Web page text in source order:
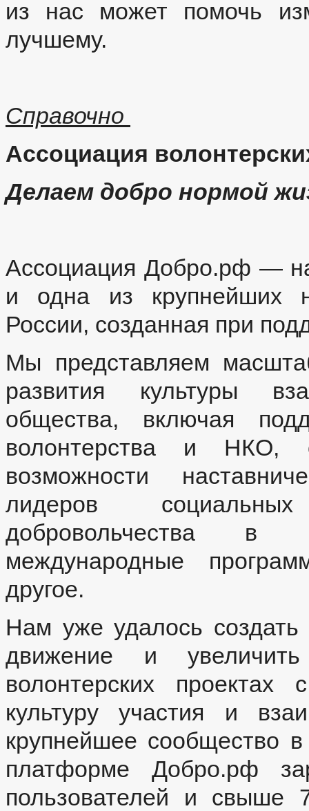
из нас может помочь
лучшему.
Справочно
Ассоциация
Делаем добро нормой
Ассоциация Добро.pф —
и одна из крупнейших
России, созданная при
Мы представляем
развития культуры
общества, включая
волонтерства и НКО,
возможности
лидеров
добровольчества в
международные
другое.
Нам уже удалось
движение и
волонтерских
культуру участия и
крупнейшее сообщество
платформе Добро.pф
пользователей и свыше